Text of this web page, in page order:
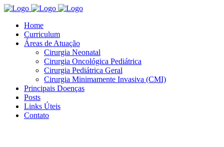
Home
Curriculum
Áreas de Atuação
Cirurgia Neonatal
Cirurgia Oncológica Pediátrica
Cirurgia Pediátrica Geral
Cirurgia Minimamente Invasiva (CMI)
Principais Doenças
Posts
Links Úteis
Contato